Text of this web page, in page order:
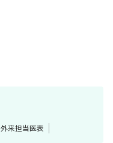
外来担当医表